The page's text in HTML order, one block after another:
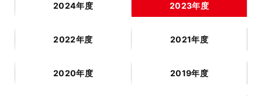
2024年度 2023年度
2022年度 2021年度
2020年度 2019年度